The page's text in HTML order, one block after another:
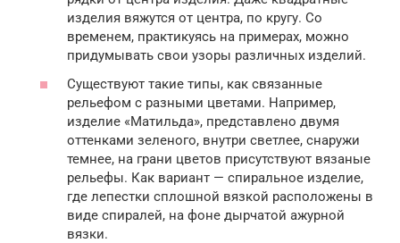
изделия вяжутся от центра, по кругу. Со
временем, практикуясь на примерах, можно
придумывать свои узоры различных изделий.
Существуют такие типы, как связанные
рельефом с разными цветами. Например,
изделие «Матильда», представлено двумя
оттенками зеленого, внутри светлее, снаружи
темнее, на грани цветов присутствуют вязаные
рельефы. Как вариант — спиральное изделие,
где лепестки сплошной вязкой расположены в
виде спиралей, на фоне дырчатой ажурной
вязки.